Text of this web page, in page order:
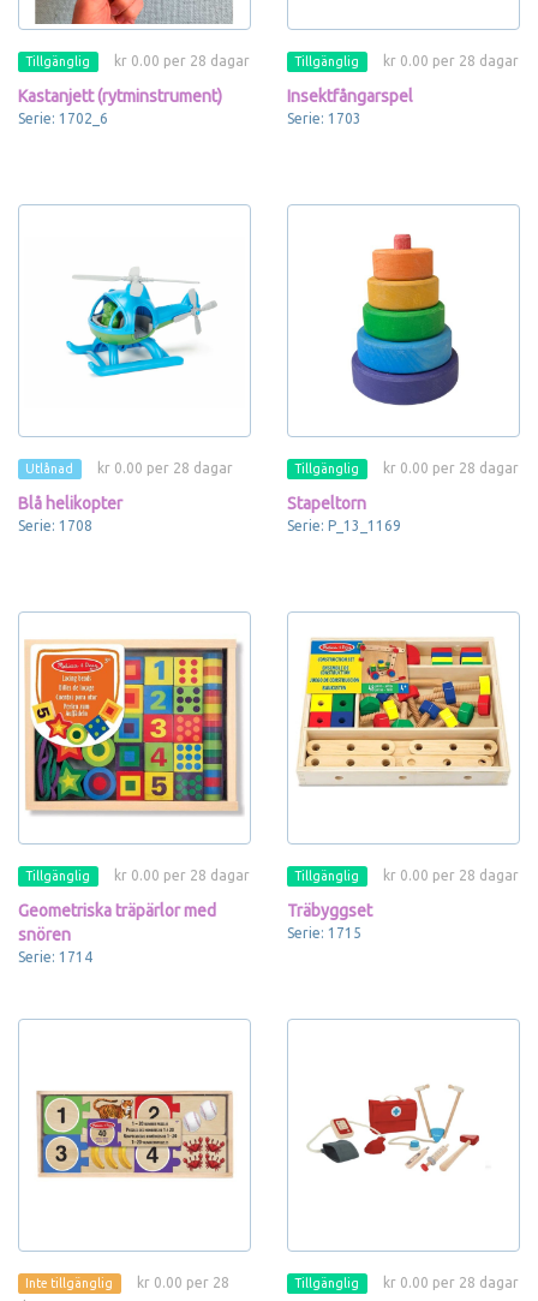
Tillgänglig kr 0.00 per 28 dagar
Kastanjett (rytminstrument)
Serie: 1702_6
Tillgänglig kr 0.00 per 28 dagar
Insektfångarspel
Serie: 1703
Utlånad kr 0.00 per 28 dagar
Blå helikopter
Serie: 1708
Tillgänglig kr 0.00 per 28 dagar
Stapeltorn
Serie: P_13_1169
Tillgänglig kr 0.00 per 28 dagar
Geometriska träpärlor med
snören
Serie: 1714
Tillgänglig kr 0.00 per 28 dagar
Träbyggset
Serie: 1715
Inte tillgänglig
kr 0.00 per 28
Tillgänglig kr 0.00 per 28 dagar